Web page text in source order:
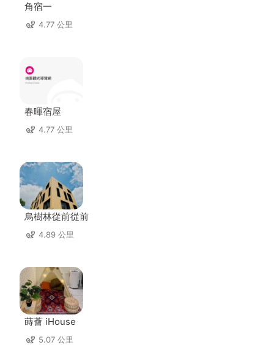
角宿一
4.77 公里
春暉宿屋
4.77 公里
烏樹林從前從前
4.89 公里
蒔薈 iHouse
5.07 公里